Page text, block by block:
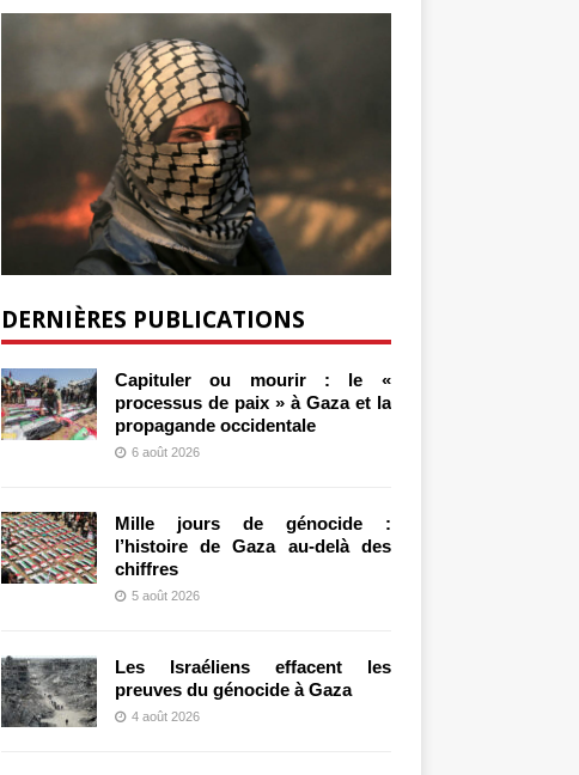
DERNIÈRES PUBLICATIONS
Capituler ou mourir : le «
processus de paix » à Gaza et la
propagande occidentale
6 août 2026
Mille jours de génocide :
l’histoire de Gaza au-delà des
chiffres
5 août 2026
Les Israéliens effacent les
preuves du génocide à Gaza
4 août 2026